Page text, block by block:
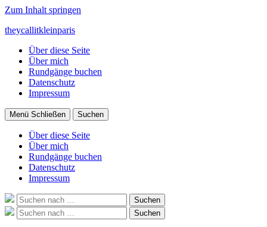
Zum Inhalt springen
theycallitkleinparis
Über diese Seite
Über mich
Rundgänge buchen
Datenschutz
Impressum
Menü Schließen Suchen
Über diese Seite
Über mich
Rundgänge buchen
Datenschutz
Impressum
Suche
nach:
Suchen
Suche
nach:
Suchen